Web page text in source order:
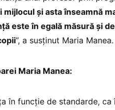
mijlocul și asta înseamnă
este în egală măsură și
”, a susținut Maria Manea.
Maria Manea:
în funcție de standarde,